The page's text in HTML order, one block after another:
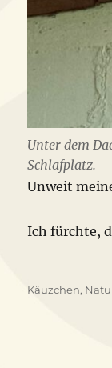
Unter dem
Schlafplatz.
Unweit
Ich fürchte,
Käuzchen,